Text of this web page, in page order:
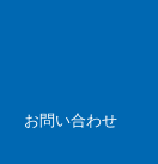
お問い合わせ